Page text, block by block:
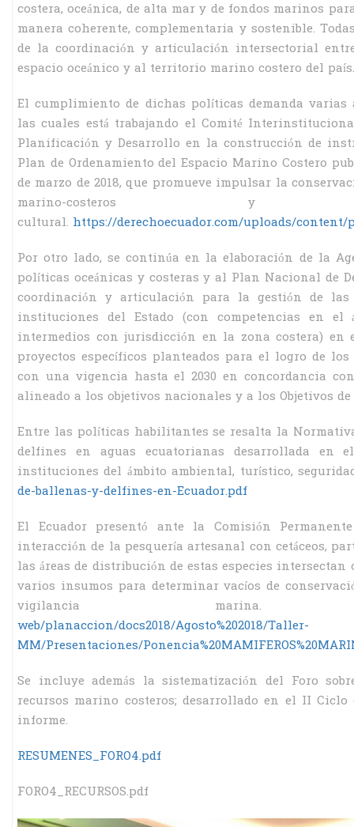
costera, oceánica, de alta mar y de fondos marinos
manera coherente, complementaria y sostenible.
de la coordinación y articulación intersectorial
espacio oceánico y al territorio marino costero del país.
El cumplimiento de dichas políticas demanda
las cuales está trabajando el Comité
Planificación y Desarrollo en la construcción de
Plan de Ordenamiento del Espacio Marino Costero
de marzo de 2018, que promueve impulsar la
marino-costeros y
cultural. https://derechoecuador.com/uploads/content/
Por otro lado, se continúa en la elaboración de la
políticas oceánicas y costeras y al Plan Nacional de
coordinación y articulación para la gestión de
instituciones del Estado (con competencias en
intermedios con jurisdicción en la zona costera) en
proyectos específicos planteados para el logro de
con una vigencia hasta el 2030 en concordancia
alineado a los objetivos nacionales y a los Objetivos de
Entre las políticas habilitantes se resalta la
delfines en aguas ecuatorianas desarrollada en
instituciones del ámbito ambiental, turístico,
de-ballenas-y-delfines-en-Ecuador.pdf
El Ecuador presentó ante la Comisión
interacción de la pesquería artesanal con cetáceos,
las áreas de distribución de estas especies intersectan
varios insumos para determinar vacíos de
vigilancia
web/planaccion/docs2018/Agosto%202018/Taller-
MM/Presentaciones/
Se incluye además la sistematización del Foro
recursos marino costeros; desarrollado en el II
informe.
RESUMENES_FORO4.pdf
FORO4_RECURSOS.pdf